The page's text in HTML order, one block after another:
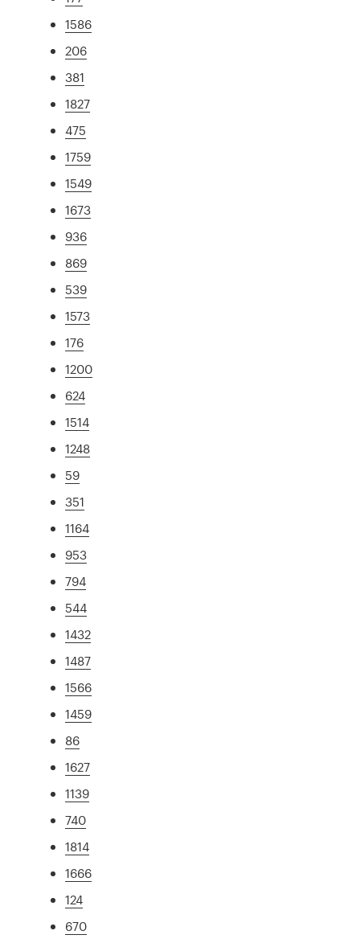
1586
206
381
1827
475
1759
1549
1673
936
869
539
1573
176
1200
624
1514
1248
59
351
1164
953
794
544
1432
1487
1566
1459
86
1627
1139
740
1814
1666
124
670